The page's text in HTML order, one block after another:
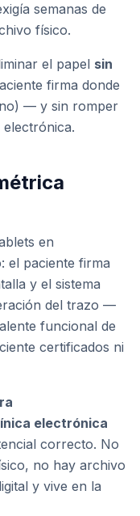
semanas de
físico.
el papel sin
firma donde
— y sin romper
electrónica.
en
el paciente firma
y el sistema
del trazo —
funcional de
certificados ni
electrónica
correcto. No
no hay archivo
y vive en la